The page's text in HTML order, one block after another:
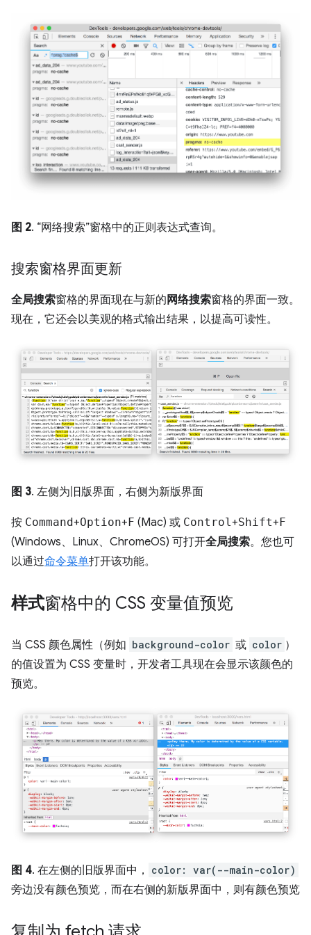
图 2. “网络搜索”窗格中的正则表达式查询。
搜索窗格界面更新
全局搜索窗格的界面现在与新的 网络搜索窗格的界面一致。
现在，它还会以美观的格式输出结果，以提高可读性。
图 3. 左侧为旧版界面，右侧为新版界面
按 Command+Option+F (Mac) 或 Control+Shift+F
(Windows、Linux、ChromeOS) 可打开全局搜索。您也可
以通过命令菜单打开该功能。
样式窗格中的 CSS 变量值预览
当 CSS 颜色属性（例如 background-color 或 color ）
的值设置为 CSS 变量时，开发者工具现在会显示该颜色的
预览。
图 4. 在左侧的旧版界面中， color: var(--main-color)
旁边没有颜色预览，而在右侧的新版界面中，则有颜色预览